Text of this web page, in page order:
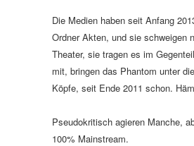
Die Medien haben seit Anfang
Ordner Akten, und sie schweigen
Theater, sie tragen es im
mit, bringen das Phantom unter
Köpfe, seit Ende 2011 schon.
Pseudokritisch agieren Manche,
100% Mainstream.